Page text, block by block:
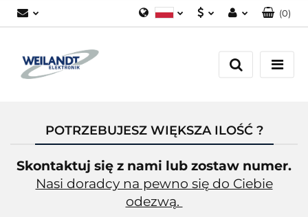
Załóż konto
(0)
POTRZEBUJESZ WIĘKSZA ILOŚĆ ?
Skontaktuj się z nami lub zostaw numer.
Nasi doradcy na pewno się do Ciebie
odezwą.